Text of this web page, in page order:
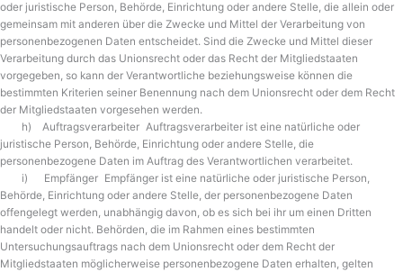
oder juristische Person, Behörde, Einrichtung oder andere Stelle, die allein oder
gemeinsam mit anderen über die Zwecke und Mittel der Verarbeitung von
personenbezogenen Daten entscheidet. Sind die Zwecke und Mittel dieser
Verarbeitung durch das Unionsrecht oder das Recht der Mitgliedstaaten
vorgegeben, so kann der Verantwortliche beziehungsweise können die
bestimmten Kriterien seiner Benennung nach dem Unionsrecht oder dem Recht
der Mitgliedstaaten vorgesehen werden.
h) Auftragsverarbeiter Auftragsverarbeiter ist eine natürliche oder
juristische Person, Behörde, Einrichtung oder andere Stelle, die
personenbezogene Daten im Auftrag des Verantwortlichen verarbeitet.
i) Empfänger Empfänger ist eine natürliche oder juristische Person,
Behörde, Einrichtung oder andere Stelle, der personenbezogene Daten
offengelegt werden, unabhängig davon, ob es sich bei ihr um einen Dritten
handelt oder nicht. Behörden, die im Rahmen eines bestimmten
Untersuchungsauftrags nach dem Unionsrecht oder dem Recht der
Mitgliedstaaten möglicherweise personenbezogene Daten erhalten, gelten